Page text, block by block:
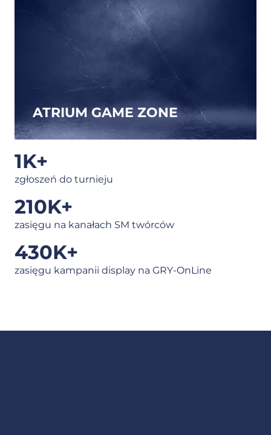
ATRIUM GAME ZONE
1K+
zgłoszeń do turnieju
210K+
zasięgu na kanałach SM twórców
430K+
zasięgu kampanii display na GRY-OnLine